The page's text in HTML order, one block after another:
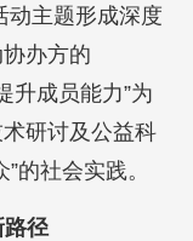
动主题形成深度
办方的
升成员能力”为
研讨及公益科
的社会实践。
径